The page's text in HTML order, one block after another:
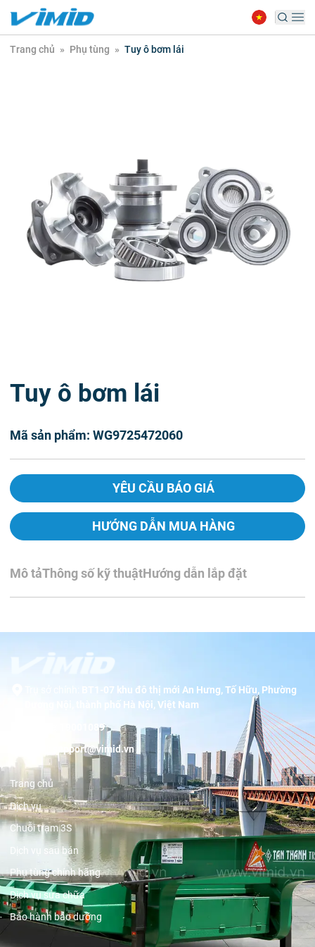
Trang chủ » Phụ tùng » Tuy ô bơm lái
Tuy ô bơm lái
Mã sản phẩm: WG9725472060
YÊU CẦU BÁO GIÁ
HƯỚNG DẪN MUA HÀNG
Mô tảThông số kỹ thuậtHướng dẫn lắp đặt
BT1-07 khu đô thị mới An Hưng, Tố Hữu, Phường
Dương Nội, thành phố Hà Nội, Việt Nam
19001089
support@vimid.vn
Trang chủ
Dịch vụ
Chuỗi trạm 3S
Dịch vụ sau bán
Phụ tùng chính hãng
Dịch vụ sửa chữa
Bảo hành bảo dưỡng